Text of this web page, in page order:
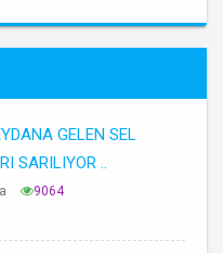
GELEN SEL
SARILIYOR ..
9064